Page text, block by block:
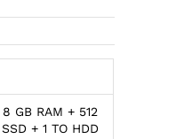
GB RAM + 512
+ 1 TO HDD